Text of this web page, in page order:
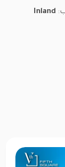
Inland